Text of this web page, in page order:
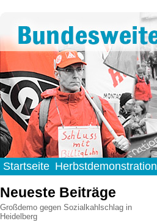
Startseite Herbstdemonstration
Neueste Beiträge
Großdemo gegen Sozialkahlschlag in
Heidelberg